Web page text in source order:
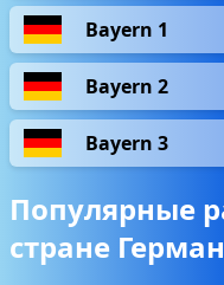
Bayern 1
Bayern 2
Bayern 3
Популярные
стране